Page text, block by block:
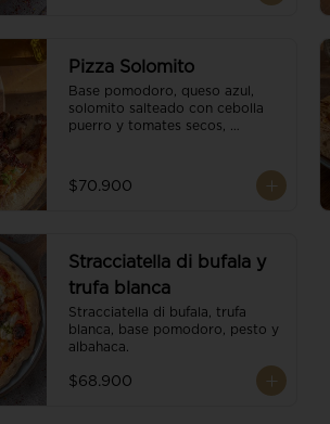
Pizza Solomito
Base pomodoro, queso azul,
solomito salteado con cebolla
puerro y tomates secos,
$70.900
Stracciatella di bufala y
trufa blanca
Stracciatella di bufala, trufa
blanca, base pomodoro, pesto y
albahaca.
$68.900